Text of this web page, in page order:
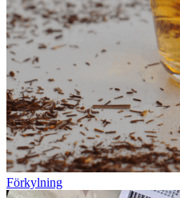
Förkylning